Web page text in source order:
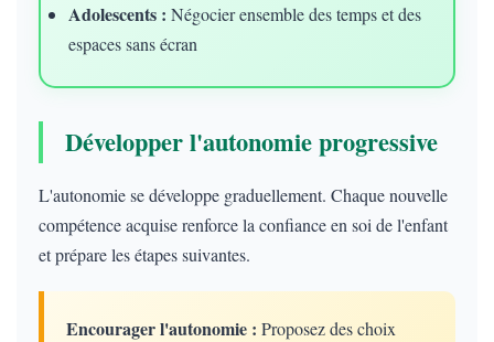
Adolescents : Négocier ensemble des temps et des
espaces sans écran
Développer l'autonomie progressive
L'autonomie se développe graduellement. Chaque nouvelle
compétence acquise renforce la confiance en soi de l'enfant
et prépare les étapes suivantes.
Encourager l'autonomie : Proposez des choix